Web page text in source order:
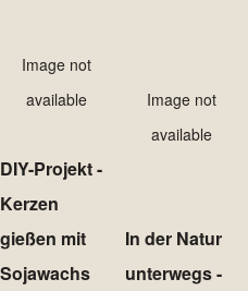
Image not
available
DIY-Projekt -
Kerzen
gießen mit
Sojawachs
Image not
available
In der Natur
unterwegs -